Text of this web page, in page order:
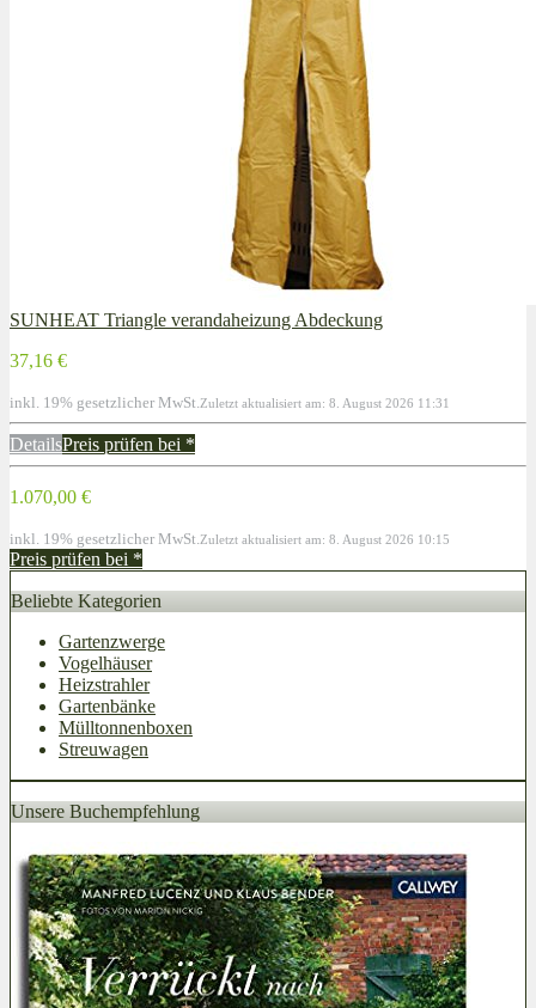
SUNHEAT Triangle verandaheizung Abdeckung
37,16 €
inkl. 19% gesetzlicher MwSt. Zuletzt aktualisiert am: 8. August 2026 11:31
DetailsPreis prüfen bei *
1.070,00 €
inkl. 19% gesetzlicher MwSt. Zuletzt aktualisiert am: 8. August 2026 10:15
Preis prüfen bei *
Beliebte Kategorien
Gartenzwerge
Vogelhäuser
Heizstrahler
Gartenbänke
Mülltonnenboxen
Streuwagen
Unsere Buchempfehlung